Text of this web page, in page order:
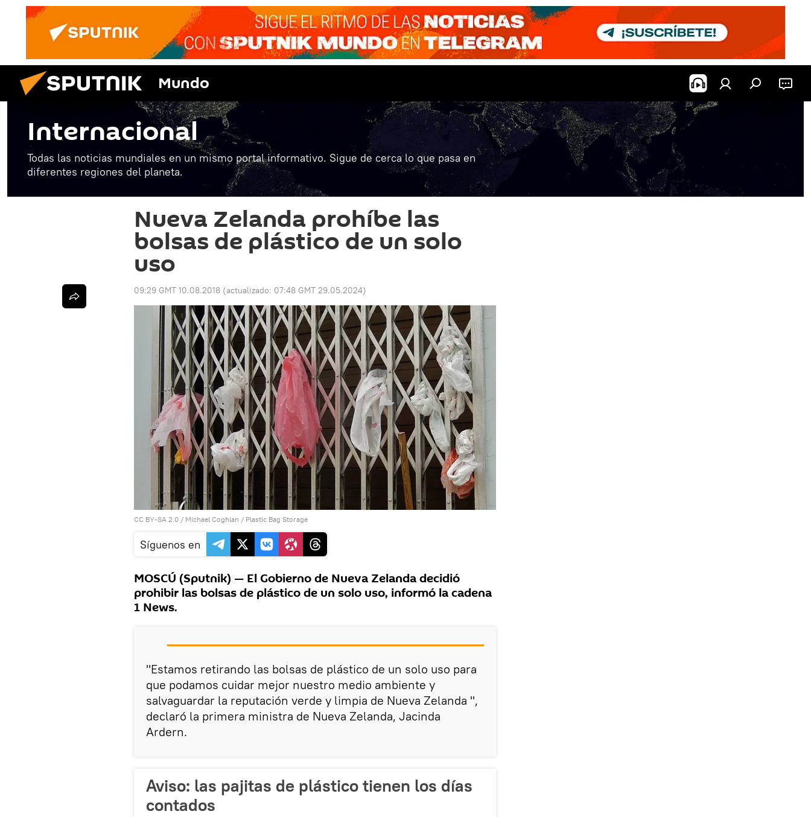
Mundo
Internacional
Todas las noticias mundiales en un mismo portal informativo. Sigue de cerca lo que pasa en
diferentes regiones del planeta.
Nueva Zelanda prohíbe las
bolsas de plástico de un solo
uso
09:29 GMT 10.08.2018 (actualizado: 07:48 GMT 29.05.2024)
CC BY-SA 2.0 / Michael Coghlan / Plastic Bag Storage
Síguenos en
MOSCÚ (Sputnik) — El Gobierno de Nueva Zelanda decidió
prohibir las bolsas de plástico de un solo uso, informó la cadena
1 News.
"Estamos retirando las bolsas de plástico de un solo uso para
que podamos cuidar mejor nuestro medio ambiente y
salvaguardar la reputación verde y limpia de Nueva Zelanda ",
declaró la primera ministra de Nueva Zelanda, Jacinda
Ardern.
Aviso: las pajitas de plástico tienen los días
contados